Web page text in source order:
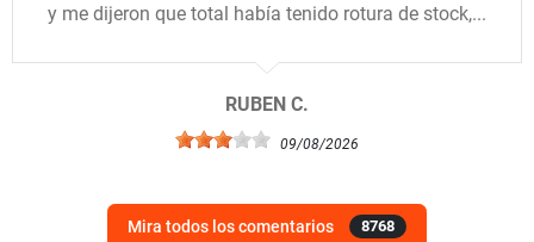
y me dijeron que total había tenido rotura de stock,...
RUBEN C.
09/08/2026
Mira todos los comentarios 8768